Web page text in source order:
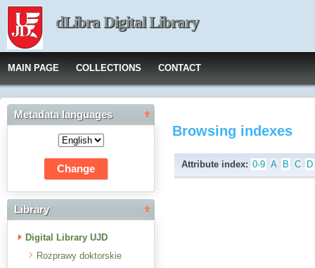
dLibra Digital Library
MAIN PAGE COLLECTIONS CONTACT
Metadata languages
Library
Digital Library UJD
Rozprawy doktorskie
Browsing indexes
Attribute index: 0-9 A B C D